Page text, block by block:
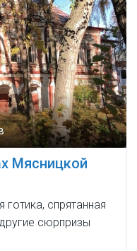
Мясницкой
спрятанная
сюрпризы